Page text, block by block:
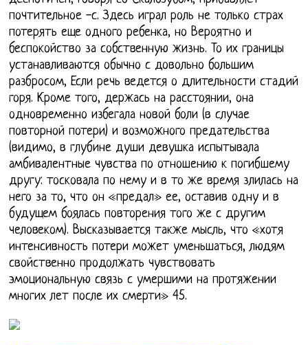
почтительное -с. Здесь играл роль не только страх
потерять еще одного ребенка, но Вероятно и
беспокойство за собственную жизнь. То их границы
устанавливаются обычно с довольно большим
разбросом, Если речь ведется о длительности стадий
горя. Кроме того, держась на расстоянии, она
одновременно избегала новой боли (в случае
повторной потери) и возможного предательства
(видимо, в глубине души девушка испытывала
амбивалентные чувства по отношению к погибшему
другу: тосковала по нему и в то же время злилась на
него за то, что он «предал» ее, оставив одну и в
будущем боялась повторения того же с другим
человеком). Высказывается также мысль, что «хотя
интенсивность потери может уменьшаться, людям
свойственно продолжать чувствовать
эмоциональную связь с умершими на протяжении
многих лет после их смерти» 45.